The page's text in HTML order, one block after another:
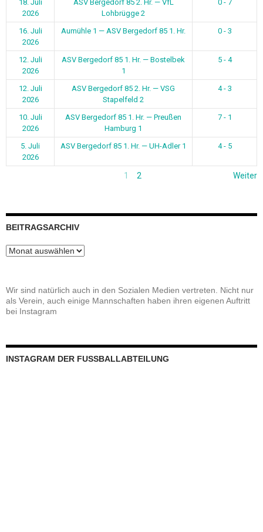
18. Juli
2026
ASV Bergedorf 85 2. Hr. — VfL
Lohbrügge 2
0 - 7
16. Juli
2026
Aumühle 1 — ASV Bergedorf 85 1. Hr. 0 - 3
12. Juli
2026
ASV Bergedorf 85 1. Hr. — Bostelbek
1
5 - 4
12. Juli
2026
ASV Bergedorf 85 2. Hr. — VSG
Stapelfeld 2
4 - 3
10. Juli
2026
ASV Bergedorf 85 1. Hr. — Preußen
Hamburg 1
7 - 1
5. Juli
2026
ASV Bergedorf 85 1. Hr. — UH-Adler 1 4 - 5
1 2 Weiter
BEITRAGSARCHIV
Beitragsarchiv
Wir sind natürlich auch in den Sozialen Medien vertreten. Nicht nur
als Verein, auch einige Mannschaften haben ihren eigenen Auftritt
bei Instagram
INSTAGRAM DER FUSSBALLABTEILUNG